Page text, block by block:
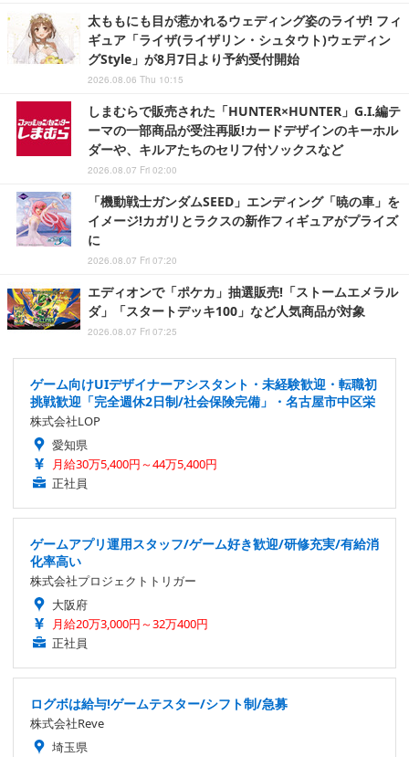
太ももにも目が惹かれるウェディング姿のライザ! フィ
ギュア「ライザ(ライザリン・シュタウト)ウェディン
グStyle」が8月7日より予約受付開始
2026.08.06 Thu 10:15
しまむらで販売された「HUNTER×HUNTER」G.I.編テ
ーマの一部商品が受注再販!カードデザインのキーホル
ダーや、キルアたちのセリフ付ソックスなど
2026.08.07 Fri 02:00
「機動戦士ガンダムSEED」エンディング「暁の車」を
イメージ!カガリとラクスの新作フィギュアがプライズ
に
2026.08.07 Fri 07:20
エディオンで「ポケカ」抽選販売!「ストームエメラル
ダ」「スタートデッキ100」など人気商品が対象
2026.08.07 Fri 07:25
ゲーム向けUIデザイナーアシスタント・未経験歓迎・転職初
挑戦歓迎「完全週休2日制/社会保険完備」・名古屋市中区栄
株式会社LOP
愛知県
月給30万5,400円～44万5,400円
正社員
ゲームアプリ運用スタッフ/ゲーム好き歓迎/研修充実/有給消
化率高い
株式会社プロジェクトトリガー
大阪府
月給20万3,000円～32万400円
正社員
ログボは給与!ゲームテスター/シフト制/急募
株式会社Reve
埼玉県